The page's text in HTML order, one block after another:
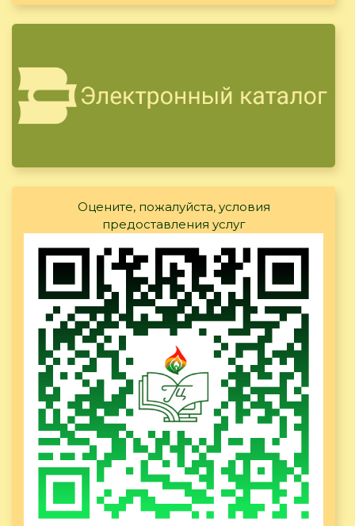
Оцените, пожалуйста, условия
предоставления услуг